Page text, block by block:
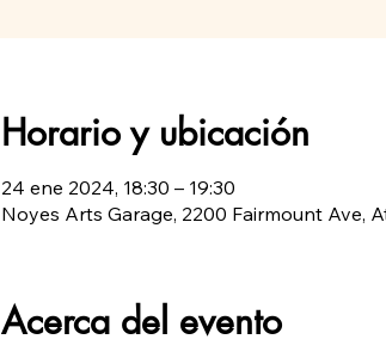
Horario y ubicación
24 ene 2024, 18:30 – 19:30
Noyes Arts Garage, 2200 Fairmount Ave,
Acerca del evento